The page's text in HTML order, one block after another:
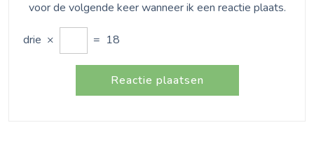
voor de volgende keer wanneer ik een reactie plaats.
drie × = 18